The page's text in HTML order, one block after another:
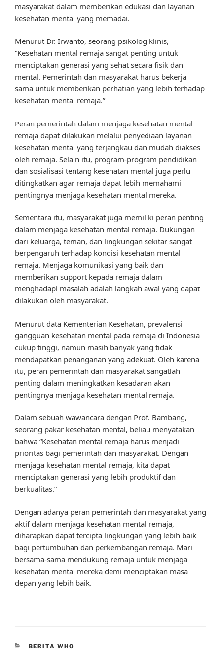
masyarakat dalam memberikan edukasi dan layanan
kesehatan mental yang memadai.
Menurut Dr. Irwanto, seorang psikolog klinis,
“Kesehatan mental remaja sangat penting untuk
menciptakan generasi yang sehat secara fisik dan
mental. Pemerintah dan masyarakat harus bekerja
sama untuk memberikan perhatian yang lebih terhadap
kesehatan mental remaja.”
Peran pemerintah dalam menjaga kesehatan mental
remaja dapat dilakukan melalui penyediaan layanan
kesehatan mental yang terjangkau dan mudah diakses
oleh remaja. Selain itu, program-program pendidikan
dan sosialisasi tentang kesehatan mental juga perlu
ditingkatkan agar remaja dapat lebih memahami
pentingnya menjaga kesehatan mental mereka.
Sementara itu, masyarakat juga memiliki peran penting
dalam menjaga kesehatan mental remaja. Dukungan
dari keluarga, teman, dan lingkungan sekitar sangat
berpengaruh terhadap kondisi kesehatan mental
remaja. Menjaga komunikasi yang baik dan
memberikan support kepada remaja dalam
menghadapi masalah adalah langkah awal yang dapat
dilakukan oleh masyarakat.
Menurut data Kementerian Kesehatan, prevalensi
gangguan kesehatan mental pada remaja di Indonesia
cukup tinggi, namun masih banyak yang tidak
mendapatkan penanganan yang adekuat. Oleh karena
itu, peran pemerintah dan masyarakat sangatlah
penting dalam meningkatkan kesadaran akan
pentingnya menjaga kesehatan mental remaja.
Dalam sebuah wawancara dengan Prof. Bambang,
seorang pakar kesehatan mental, beliau menyatakan
bahwa “Kesehatan mental remaja harus menjadi
prioritas bagi pemerintah dan masyarakat. Dengan
menjaga kesehatan mental remaja, kita dapat
menciptakan generasi yang lebih produktif dan
berkualitas.”
Dengan adanya peran pemerintah dan masyarakat yang
aktif dalam menjaga kesehatan mental remaja,
diharapkan dapat tercipta lingkungan yang lebih baik
bagi pertumbuhan dan perkembangan remaja. Mari
bersama-sama mendukung remaja untuk menjaga
kesehatan mental mereka demi menciptakan masa
depan yang lebih baik.
CATEGORIES
BERITA WHO